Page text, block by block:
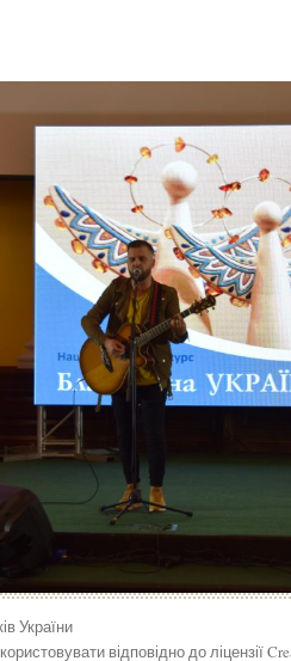
України
відповідно до ліцензії